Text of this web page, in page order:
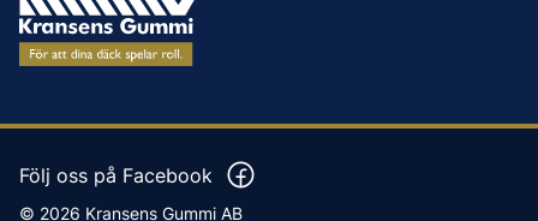
Våra Verkstäder
Press
Följ oss på Facebook
© 2026 Kransens Gummi AB